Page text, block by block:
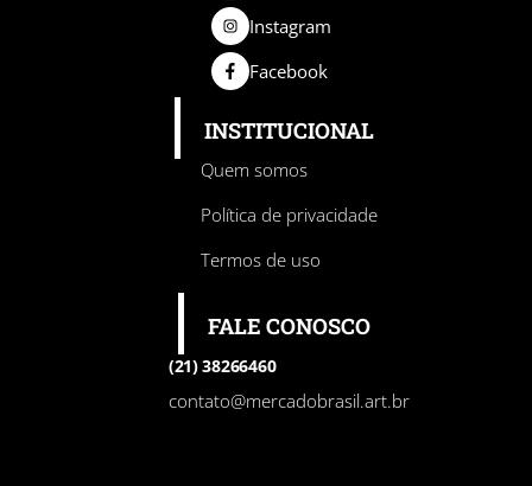
Instagram
Facebook
INSTITUCIONAL
Quem somos
Política de privacidade
Termos de uso
FALE CONOSCO
(21) 38266460
contato@mercadobrasil.art.br